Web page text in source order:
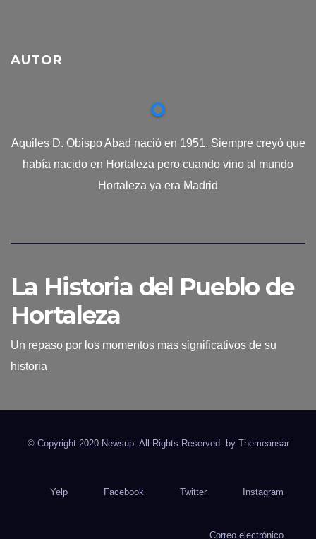
AUTOR
Aquiles D. Obispo Abad nació en 1951. Siempre creyó que
había nacido en Hortaleza pero cuando vino al mundo
Hortaleza ya era Madrid
La Historia del Pueblo de
Hortaleza
Un repaso por los momentos mas significativos de su
historia
© Copyright 2020 Newsup. All Rights Reserved. by Themeansar
Yelp Facebook Twitter Instagram
Correo electrónico